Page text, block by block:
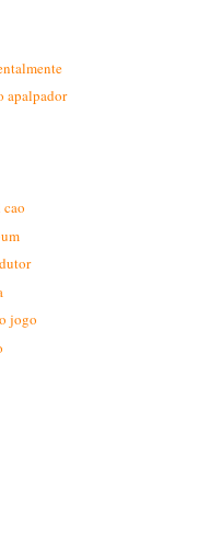
apalpador
jogo